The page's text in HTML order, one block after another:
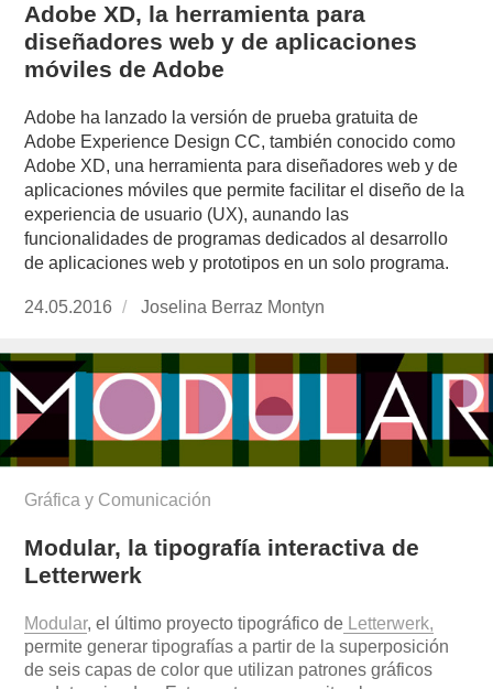
Adobe XD, la herramienta para
diseñadores web y de aplicaciones
móviles de Adobe
Adobe ha lanzado la versión de prueba gratuita de
Adobe Experience Design CC, también conocido como
Adobe XD, una herramienta para diseñadores web y de
aplicaciones móviles que permite facilitar el diseño de la
experiencia de usuario (UX), aunando las
funcionalidades de programas dedicados al desarrollo
de aplicaciones web y prototipos en un solo programa.
Publicado
24.05.2016
https://www.experimenta.es/author/joselina-
Joselina Berraz Montyn
Gráfica y Comunicación
Modular, la tipografía interactiva de
Letterwerk
Modular, el último proyecto tipográfico de Letterwerk,
permite generar tipografías a partir de la superposición
de seis capas de color que utilizan patrones gráficos